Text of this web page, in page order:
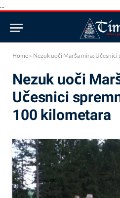
...
Home » Nezuk uoči Marša mira:
Nezuk uoči
Učesnici
100 kilometara